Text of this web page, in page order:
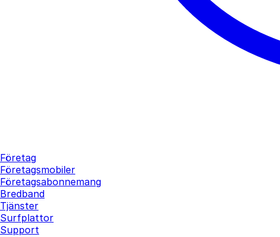
Företag
Företagsmobiler
Företagsabonnemang
Bredband
Tjänster
Surfplattor
Support